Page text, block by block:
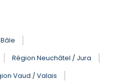
Région Neuchâtel / Jura
Vaud / Valais